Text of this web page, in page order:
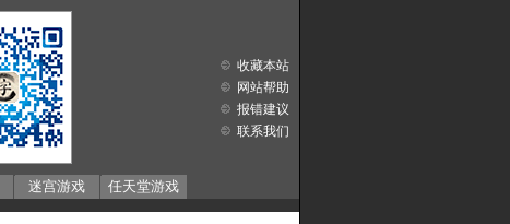
迷宫游戏 任天堂游戏
收藏本站
网站帮助
报错建议
联系我们